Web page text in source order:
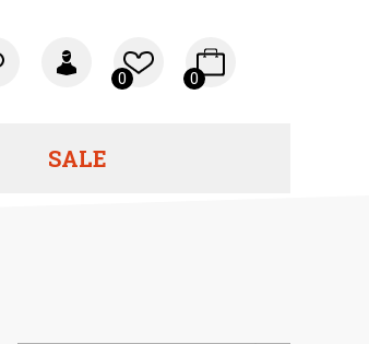
0 0
SALE